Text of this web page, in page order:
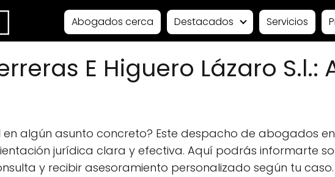
Abogados cerca Destacados Servicios
E Higuero Lázaro
algún asunto concreto? Este despacho de abogados
jurídica clara y efectiva. Aquí podrás informarte
y recibir asesoramiento personalizado según tu caso.